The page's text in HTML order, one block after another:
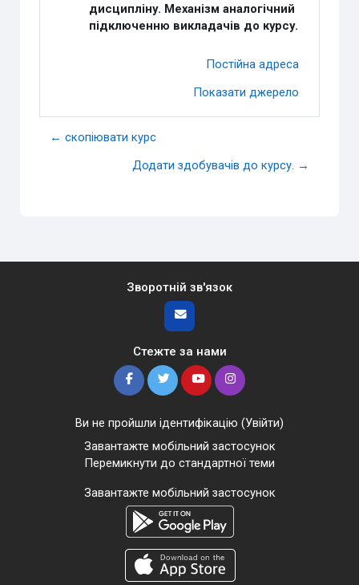
дисципліну. Механізм аналогічний
підключенню викладачів до курсу.
Постійна адреса
Показати джерело
← скопіювати курс
Додати здобувачів до курсу. →
Зворотній зв'язок
Стежте за нами
Ви не пройшли ідентифікацію (Увійти)
Завантажте мобільний застосунок
Перемикнути до стандартної теми
Завантажте мобільний застосунок